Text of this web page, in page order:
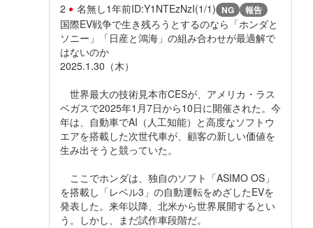
2 名無し1年前ID:Y1NTEzNzI(1/1) NG 報告
国際EV戦争で生き残ろうとするのなら「ホンダと
ソニー」「日産と鴻海」の組み合わせが最適解で
はないのか
2025.1.30（木）
世界最大の技術見本市CESが、アメリカ・ラス
ベガスで2025年1月7日から10日に開催された。今
年は、自動車でAI（人工知能）と高度なソフトウ
エアを搭載した次世代車が、顧客の新しい価値を
生み出そうと競っていた。
ここでホンダは、独自のソフト「ASIMO OS」
を搭載し「レベル3」の自動運転をめざしたEVを
発表した。来年以降、北米から世界展開するとい
う。しかし、まだ試作車段階だ。